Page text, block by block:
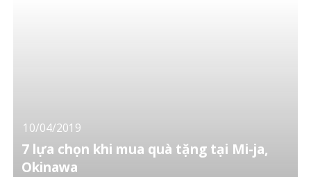
10/04/2019
7 lựa chọn khi mua quà tặng tại Mi-ja,
Okinawa